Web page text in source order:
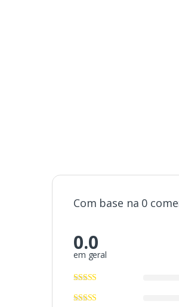
Com base na 0
0.0
em geral